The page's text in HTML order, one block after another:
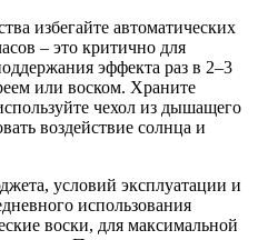
избегайте автоматических
– это критично для
эффекта раз в 2–3
или воском. Храните
чехол из дышащего
воздействие солнца и
условий эксплуатации и
использования
воски, для максимальной